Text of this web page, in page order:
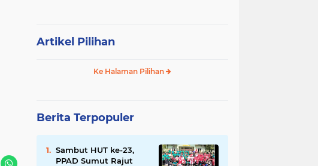
Artikel Pilihan
Ke Halaman Pilihan
Berita Terpopuler
Sambut HUT ke-23,
PPAD Sumut Rajut